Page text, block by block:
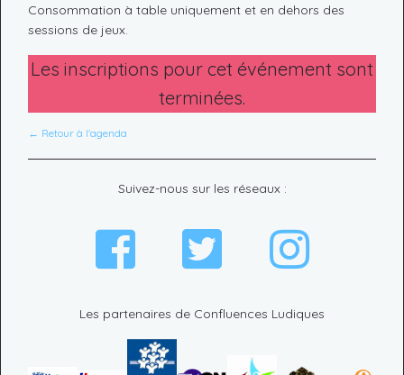
Consommation à table uniquement et en dehors des
sessions de jeux.
Les inscriptions pour cet événement sont
terminées.
← Retour à l'agenda
Les partenaires de Confluences Ludiques
Suivez-nous sur les réseaux :